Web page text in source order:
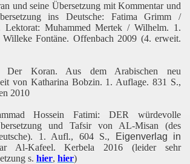
und seine Übersetzung mit Kommentar und
ins Deutsche: Fatima Grimm /
Lektorat: Muhammed Mertek / Wilhelm. 1.
Fontäne. Offenbach 2009 (4. erweit.
Der Koran. Aus dem Arabischen neu
von Katharina Bobzin. 1. Auflage. 831 S.,
2010
Hossein Fatimi: DER würdevolle
und Tafsir von AL-Misan (des
1. Aufl., 604 S.,
Eigenverlag in
Al-Kafeel. Kerbela 2016 (leider sehr
s. hier, hier)